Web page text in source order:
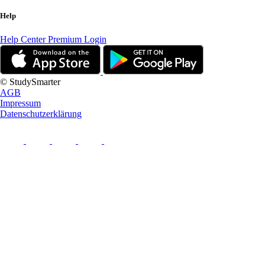
Help
Help CenterPremium Login
© StudySmarter
AGB
Impressum
Datenschutzerklärung